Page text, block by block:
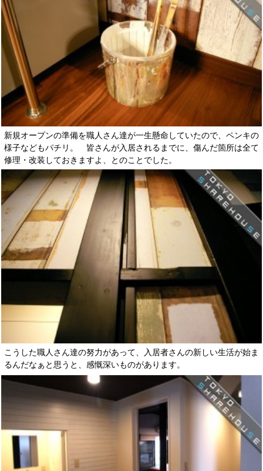
新規オープンの準備を職人さん達が一生懸命していたので、ペンキの
様子などもパチリ。 皆さんが入居されるまでに、傷んだ箇所は全て
修理・改装しておきますよ、とのことでした。
こうした職人さん達の努力があって、入居者さんの新しい生活が始ま
るんだなぁと思うと、感慨深いものがあります。